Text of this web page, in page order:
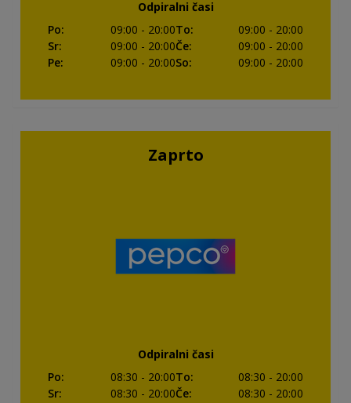
Odpiralni časi
Po: 09:00 - 20:00To: 09:00 - 20:00
Sr: 09:00 - 20:00Če: 09:00 - 20:00
Pe: 09:00 - 20:00So: 09:00 - 20:00
Zaprto
Odpiralni časi
Po: 08:30 - 20:00To: 08:30 - 20:00
Sr: 08:30 - 20:00Če: 08:30 - 20:00